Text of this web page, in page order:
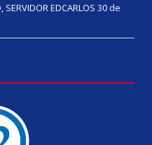
SERVIDOR EDCARLOS 30 de